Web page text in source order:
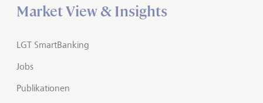
Market View & Insights
LGT SmartBanking
Jobs
Publikationen